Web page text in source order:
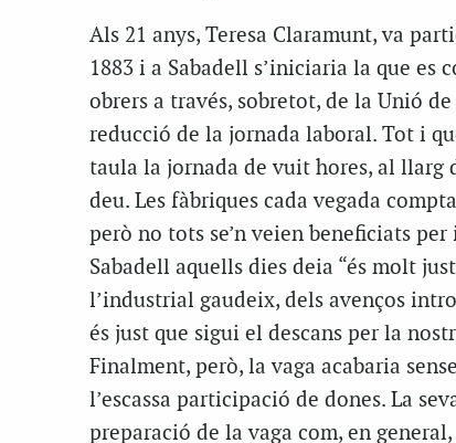
Als 21 anys, Teresa Claramunt, va
1883 i a Sabadell s’iniciaria la que es
obrers a través, sobretot, de la Unió
reducció de la jornada laboral. Tot i
taula la jornada de vuit hores, al llarg
deu. Les fàbriques cada vegada
però no tots se’n veien beneficiats
Sabadell aquells dies deia “és molt
l’industrial gaudeix, dels avenços
és just que sigui el descans per la
Finalment, però, la vaga acabaria
l’escassa participació de dones. La
preparació de la vaga com, en